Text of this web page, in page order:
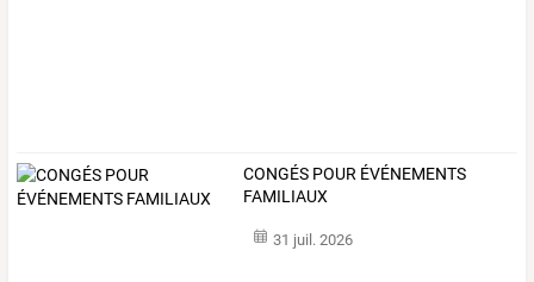
CONGÉS POUR ÉVÉNEMENTS
FAMILIAUX
31 juil. 2026